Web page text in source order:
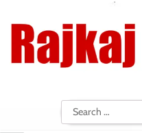
content
Search
for: